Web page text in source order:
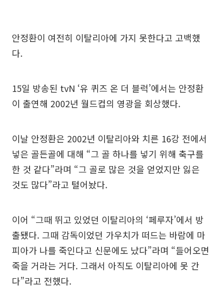
안정환이 여전히 이탈리아에 가지 못한다고 고백했
다.
15일 방송된 tvN ‘유 퀴즈 온 더 블럭’에서는 안정환
이 출연해 2002년 월드컵의 영광을 회상했다.
이날 안정환은 2002년 이탈리아와 치른 16강 전에서
넣은 골든골에 대해 “그 골 하나를 넣기 위해 축구를
한 것 같다”라며 “그 골로 많은 것을 얻었지만 잃은
것도 많다”라고 털어놨다.
이어 “그때 뛰고 있었던 이탈리아의 ‘페루자’에서 방
출됐다. 그때 감독이었던 가우치가 떠드는 바람에 마
피아가 나를 죽인다고 신문에도 났다”라며 “들어오면
죽을 거라는 거다. 그래서 아직도 이탈리아에 못 간
다”라고 전했다.